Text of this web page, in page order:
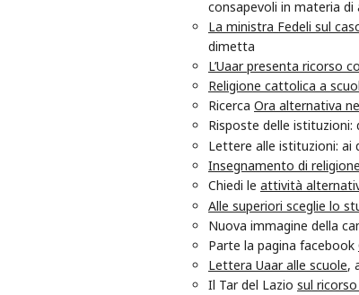
consapevoli in materia
La ministra Fedeli sul
dimetta
L’Uaar presenta ricorso
Religione cattolica a
Ricerca Ora alternativa
Risposte delle istituzioni:
Lettere alle istituzioni: ai
Insegnamento di
Chiedi le attività
Alle superiori sceglie lo
Nuova immagine della
Parte la pagina facebook
Lettera Uaar alle scuole,
Il Tar del Lazio sul